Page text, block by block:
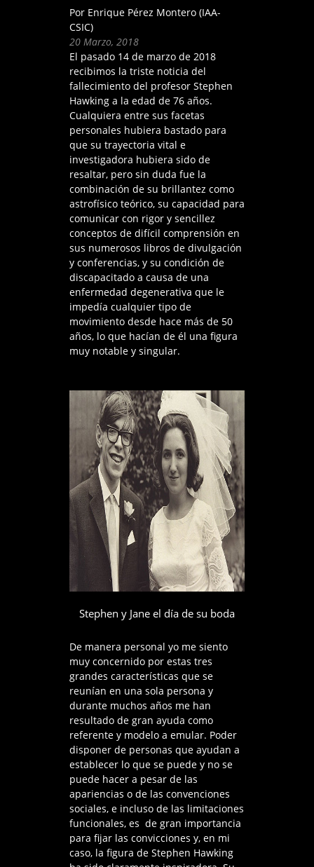
Por Enrique Pérez Montero (IAA-
CSIC)
20 Marzo, 2018
El pasado 14 de marzo de 2018
recibimos la triste noticia del
fallecimiento del profesor Stephen
Hawking a la edad de 76 años.
Cualquiera entre sus facetas
personales hubiera bastado para
que su trayectoria vital e
investigadora hubiera sido de
resaltar, pero sin duda fue la
combinación de su brillantez como
astrofísico teórico, su capacidad para
comunicar con rigor y sencillez
conceptos de difícil comprensión en
sus numerosos libros de divulgación
y conferencias, y su condición de
discapacitado a causa de una
enfermedad degenerativa que le
impedía cualquier tipo de
movimiento desde hace más de 50
años, lo que hacían de él una figura
muy notable y singular.
Stephen y Jane el día de su boda
De manera personal yo me siento
muy concernido por estas tres
grandes características que se
reunían en una sola persona y
durante muchos años me han
resultado de gran ayuda como
referente y modelo a emular. Poder
disponer de personas que ayudan a
establecer lo que se puede y no se
puede hacer a pesar de las
apariencias o de las convenciones
sociales, e incluso de las limitaciones
funcionales, es de gran importancia
para fijar las convicciones y, en mi
caso, la figura de Stephen Hawking